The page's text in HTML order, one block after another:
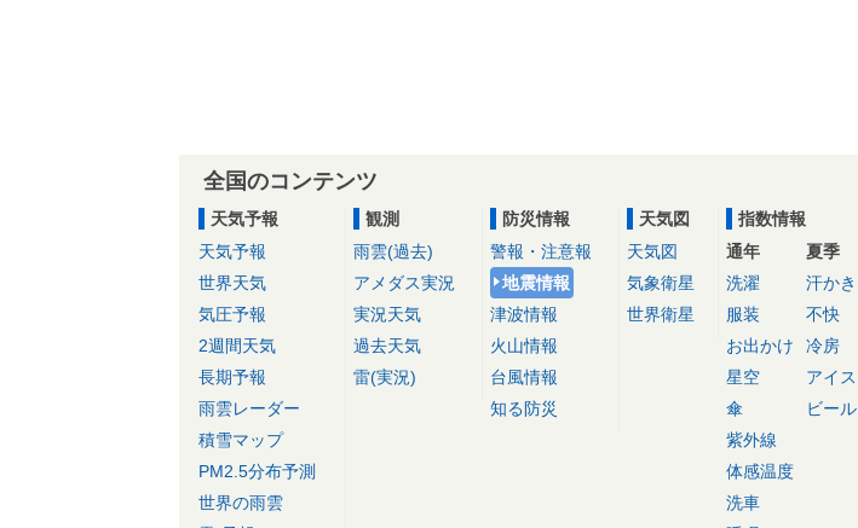
全国のコンテンツ
天気予報
天気予報
世界天気
気圧予報
2週間天気
長期予報
雨雲レーダー
積雪マップ
PM2.5分布予測
世界の雨雲
観測
雨雲(過去)
アメダス実況
実況天気
過去天気
雷(実況)
防災情報
警報・注意報
地震情報
津波情報
火山情報
台風情報
知る防災
天気図
天気図
気象衛星
世界衛星
指数情報
通年
洗濯
服装
お出かけ
星空
傘
紫外線
体感温度
洗車
夏季
汗かき
不快
冷房
アイス
ビール